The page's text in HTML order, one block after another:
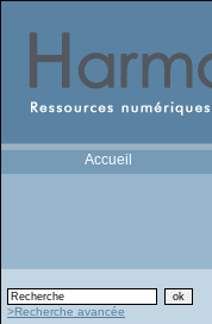
Accueil
>Recherche avancée